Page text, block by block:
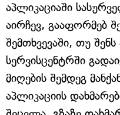
აპლიკაციაში
აირჩევ, გააფორმებ
შემთხვევაში, თუ
სერვისცენტრში
მიღების შემდეგ
აპლიკაციის